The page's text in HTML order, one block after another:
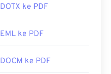
DOTX ke PDF
EML ke PDF
DOCM ke PDF